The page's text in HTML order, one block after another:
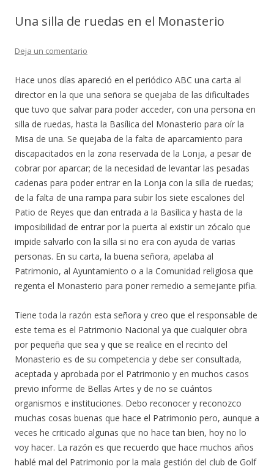
Una silla de ruedas en el Monasterio
Deja un comentario
Hace unos días apareció en el periódico ABC una carta al
director en la que una señora se quejaba de las dificultades
que tuvo que salvar para poder acceder, con una persona en
silla de ruedas, hasta la Basílica del Monasterio para oír la
Misa de una. Se quejaba de la falta de aparcamiento para
discapacitados en la zona reservada de la Lonja, a pesar de
cobrar por aparcar; de la necesidad de levantar las pesadas
cadenas para poder entrar en la Lonja con la silla de ruedas;
de la falta de una rampa para subir los siete escalones del
Patio de Reyes que dan entrada a la Basílica y hasta de la
imposibilidad de entrar por la puerta al existir un zócalo que
impide salvarlo con la silla si no era con ayuda de varias
personas. En su carta, la buena señora, apelaba al
Patrimonio, al Ayuntamiento o a la Comunidad religiosa que
regenta el Monasterio para poner remedio a semejante pifia.
Tiene toda la razón esta señora y creo que el responsable de
este tema es el Patrimonio Nacional ya que cualquier obra
por pequeña que sea y que se realice en el recinto del
Monasterio es de su competencia y debe ser consultada,
aceptada y aprobada por el Patrimonio y en muchos casos
previo informe de Bellas Artes y de no se cuántos
organismos e instituciones. Debo reconocer y reconozco
muchas cosas buenas que hace el Patrimonio pero, aunque a
veces he criticado algunas que no hace tan bien, hoy no lo
voy hacer. La razón es que recuerdo que hace muchos años
hablé mal del Patrimonio por la mala gestión del club de Golf